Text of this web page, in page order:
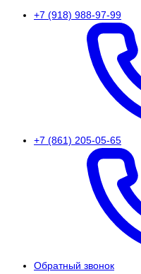
+7 (918) 988-97-99
+7 (861) 205-05-65
Обратный звонок